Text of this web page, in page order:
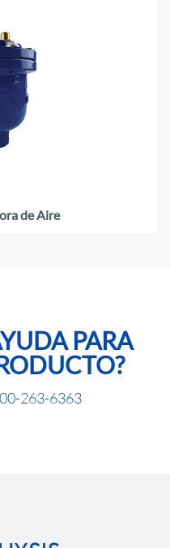
de Aire
PARA
263-6363